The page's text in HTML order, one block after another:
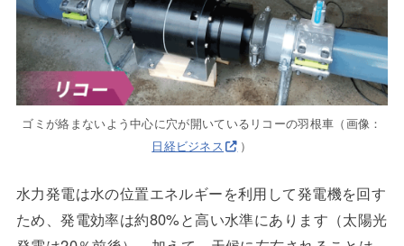
ゴミが絡まないよう中心に穴が開いているリコーの羽根車（画像：
日経ビジネス
）
水力発電は水の位置エネルギーを利用して発電機を回す
ため、発電効率は約80%と高い水準にあります（太陽光